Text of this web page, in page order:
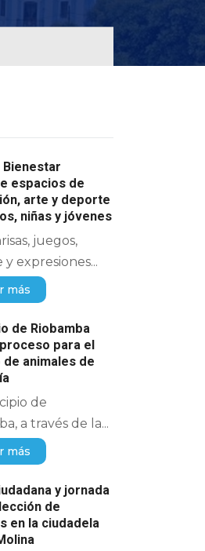
Bienestar
espacios de
arte y deporte
niñas y jóvenes
juegos,
expresiones...
más
de Riobamba
para el
animales de
de
a través de la...
más
y jornada
de
en la ciudadela